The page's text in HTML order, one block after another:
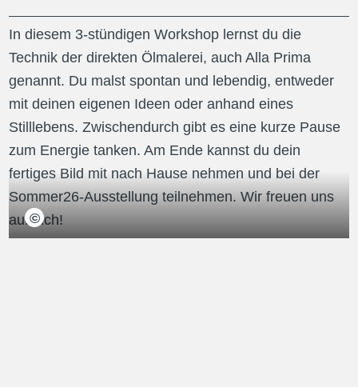
©Atelier Egmont
In diesem 3-stündigen Workshop lernst du die
Technik der direkten Ölmalerei, auch Alla Prima
genannt. Du malst spontan und lebendig, entweder
mit deinen eigenen Ideen oder anhand eines
Stilllebens. Zwischendurch gibt es eine kurze Pause
zum Energie tanken. Am Ende kannst du dein
fertiges Bild mit nach Hause nehmen und bei der
Sommer26-Ausstellung teilnehmen. Wir freuen uns
auf dich!